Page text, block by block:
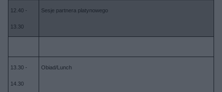
12.40 -
13.30
Sesje partnera platynowego
13.30 -
14.30
Obiad/Lunch